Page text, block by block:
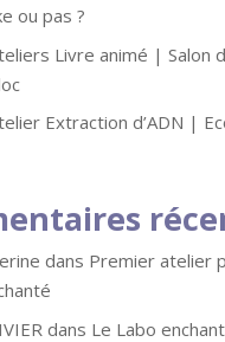
ou pas ?
Livre animé | Salon
Extraction d’ADN |
dans Premier atelier
dans Le Labo